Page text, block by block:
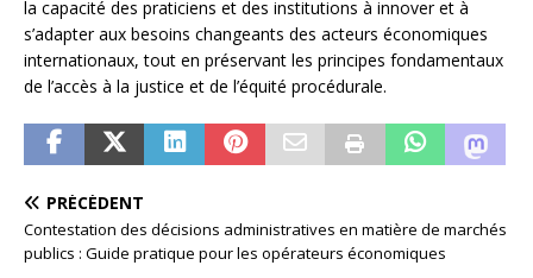
la capacité des praticiens et des institutions à innover et à
s’adapter aux besoins changeants des acteurs économiques
internationaux, tout en préservant les principes fondamentaux
de l’accès à la justice et de l’équité procédurale.
PRÉCÉDENT
Contestation des décisions administratives en matière de marchés
publics : Guide pratique pour les opérateurs économiques